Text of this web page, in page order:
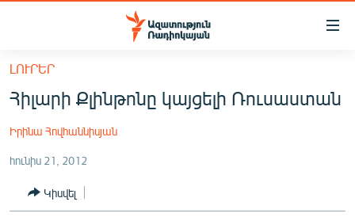
Մատչելիության
հիմնական
բովանդակությանը
հիմնական
մենյուին
ՀԱՅԱՍՏԱՆ
ՔԱՂԱՔԱԿԱՆ
ԸՆՏՐՈՒԹՅՈՒՆՆԵՐ 2026
ԻՐԱՎՈՒՆՔ
ԼՈՒՐԵՐ
Հիլարի Քլինթոնը կայցելի Ռուսաստան
Իրինա Հովհաննիսյան
հունիս 21, 2012
Կիսվել